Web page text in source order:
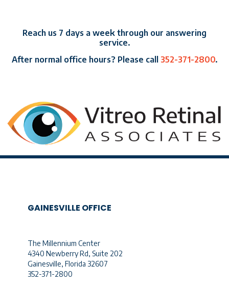
Reach us 7 days a week through our answering
service.
After normal office hours? Please call 352-371-2800.
GAINESVILLE OFFICE
The Millennium Center
4340 Newberry Rd, Suite 202
Gainesville, Florida 32607
352-371-2800